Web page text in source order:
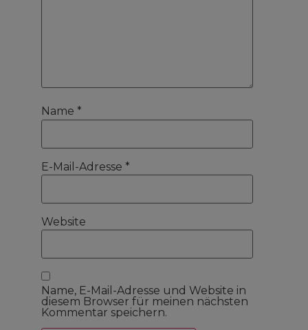
Name *
E-Mail-Adresse *
Website
Name, E-Mail-Adresse und Website in
diesem Browser für meinen nächsten
Kommentar speichern.